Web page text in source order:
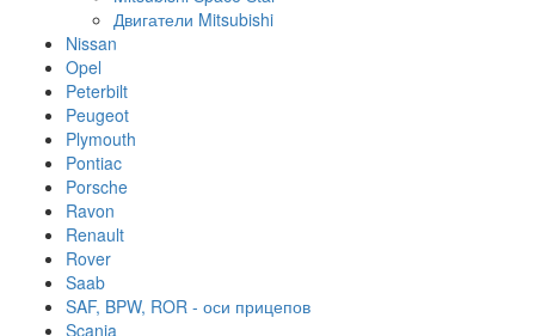
Двигатели Mitsubishi
Nissan
Opel
Peterbilt
Peugeot
Plymouth
Pontiac
Porsche
Ravon
Renault
Rover
Saab
SAF, BPW, ROR - оси прицепов
Scania